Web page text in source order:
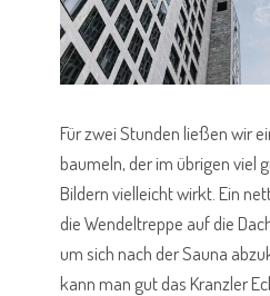
Für zwei Stunden ließen wir
baumeln, der im übrigen viel
Bildern vielleicht wirkt. Ein
die Wendeltreppe auf die
um sich nach der Sauna
kann man gut das Kranzler